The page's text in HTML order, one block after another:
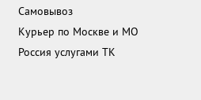
Самовывоз
Курьер по Москве и МО
Россия услугами ТК